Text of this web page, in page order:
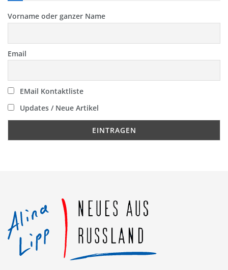
Vorname oder ganzer Name
Email
EMail Kontaktliste
Updates / Neue Artikel